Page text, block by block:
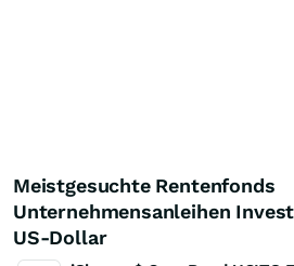
Meistgesuchte Rentenfonds
Unternehmensanleihen
US-Dollar